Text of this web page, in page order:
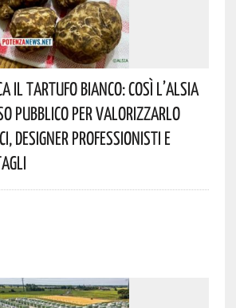
Il Tartufo Bianco: Così L’Alsia
Pubblico Per Valorizzarlo
Designer Professionisti E